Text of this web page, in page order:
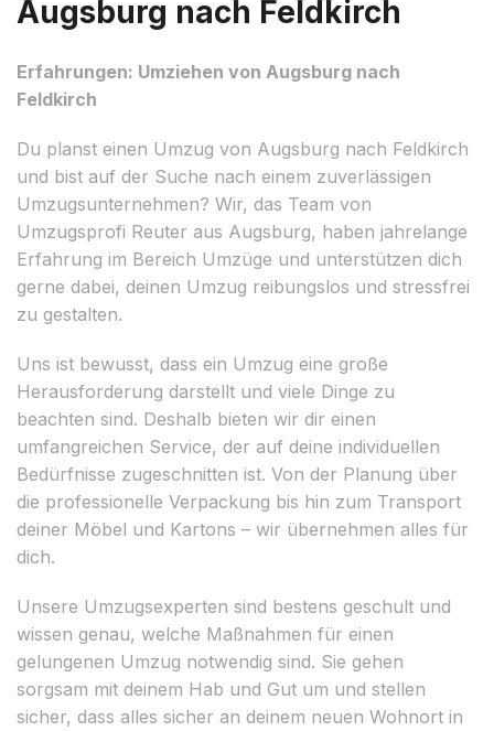
Augsburg nach Feldkirch
Erfahrungen: Umziehen von Augsburg nach
Feldkirch
Du planst einen Umzug von Augsburg nach Feldkirch
und bist auf der Suche nach einem zuverlässigen
Umzugsunternehmen? Wir, das Team von
Umzugsprofi Reuter aus Augsburg, haben jahrelange
Erfahrung im Bereich Umzüge und unterstützen dich
gerne dabei, deinen Umzug reibungslos und stressfrei
zu gestalten.
Uns ist bewusst, dass ein Umzug eine große
Herausforderung darstellt und viele Dinge zu
beachten sind. Deshalb bieten wir dir einen
umfangreichen Service, der auf deine individuellen
Bedürfnisse zugeschnitten ist. Von der Planung über
die professionelle Verpackung bis hin zum Transport
deiner Möbel und Kartons – wir übernehmen alles für
dich.
Unsere Umzugsexperten sind bestens geschult und
wissen genau, welche Maßnahmen für einen
gelungenen Umzug notwendig sind. Sie gehen
sorgsam mit deinem Hab und Gut um und stellen
sicher, dass alles sicher an deinem neuen Wohnort in